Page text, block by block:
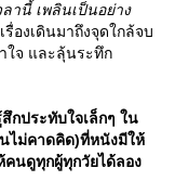
านี้ เพลินเป็นอย่าง
องเดินมาถึงจุดใกล้จบ
ใจ และลุ้นระทึก
กประทับใจเล็กๆ ใน
ไม่คาดคิด)ที่หนังมีให้
คนดูทุกผู้ทุกวัยได้ลอง